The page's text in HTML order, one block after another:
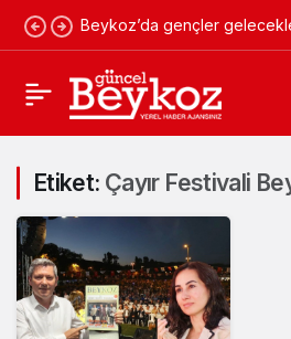
Beykoz’da gençler
Etiket: Çayır Festivali